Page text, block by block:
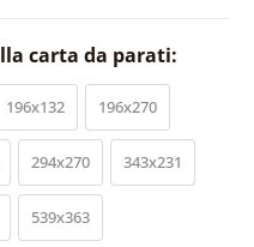
carta da parati:
196x132 196x270
294x270 343x231
539x363